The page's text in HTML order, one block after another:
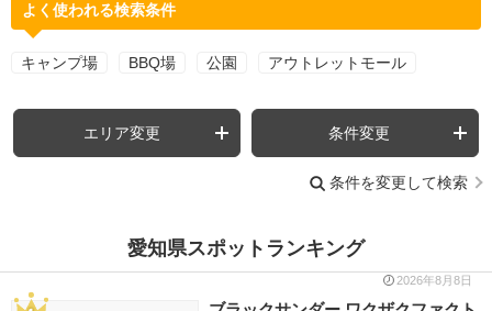
よく使われる検索条件
キャンプ場 BBQ場 公園 アウトレットモール
エリア変更 条件変更
条件を変更して検索
愛知県スポットランキング
2026年8月8日